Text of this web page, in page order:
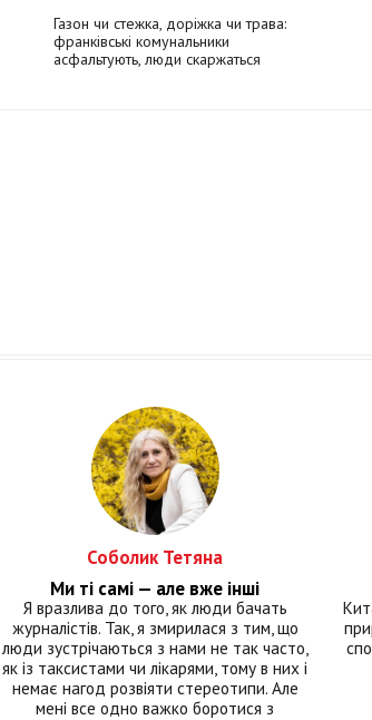
Газон чи стежка, доріжка чи трава:
франківські комунальники
асфальтують, люди скаржаться
Соболик Тетяна
Ми ті самі — але вже інші
Я вразлива до того, як люди бачать
журналістів. Так, я змирилася з тим, що
люди зустрічаються з нами не так часто,
як із таксистами чи лікарями, тому в них і
немає нагод розвіяти стереотипи. Але
мені все одно важко боротися з